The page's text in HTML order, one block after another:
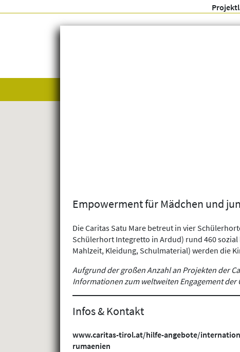
Empowerment für Mädchen und
Die Caritas Satu Mare betreut in vier
Schülerhort Integretto in Ardud) rund 460
Mahlzeit, Kleidung, Schulmaterial) werden die
Aufgrund der großen Anzahl an Projekten der
Informationen zum weltweiten Engagement
Infos & Kontakt
www.caritas-tirol.at/hilfe-angebote/
rumaenien